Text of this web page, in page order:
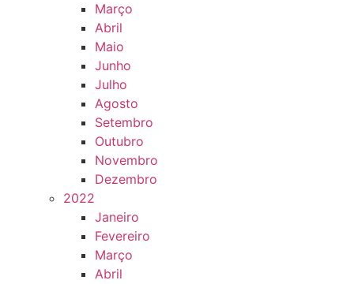
Março
Abril
Maio
Junho
Julho
Agosto
Setembro
Outubro
Novembro
Dezembro
2022
Janeiro
Fevereiro
Março
Abril